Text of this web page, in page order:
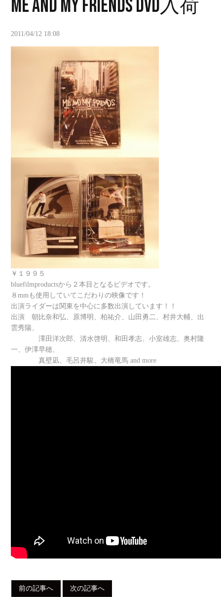
ME AND MY FRIENDS DVD入荷
2011/04/12 18:08
￥１９９５
bluefilmproductsから２本目となるビデオです。
８mmも使用していてこだわりの映像です！
出演ライダーは関東を中心に多数出演しています！！
出演 朝比奈和弘、原博明、柏祐介、山田勇二、村井大輔、出
雲秀陽、
澤田洋次郎、清水啓明、和田孝志、小室雄志、奥村隆
一、伊澤早穂、
真壁凪、毛呂井駿、大橋竜馬 and more
前の記事へ 次の記事へ